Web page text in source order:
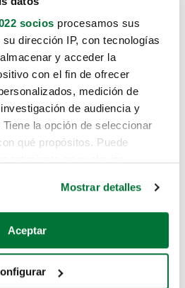
socios procesamos sus
dirección IP, con tecnologías
y acceder la
con el fin de ofrecer
medición de
de audiencia y
la opción de seleccionar
qué propósitos. Puede
sobre su ubicación geográfica
analizándolo activamente
Mostrar detalles
Aceptar
sabemos como
hasta aquí.
el coche que estás
estos enlaces: